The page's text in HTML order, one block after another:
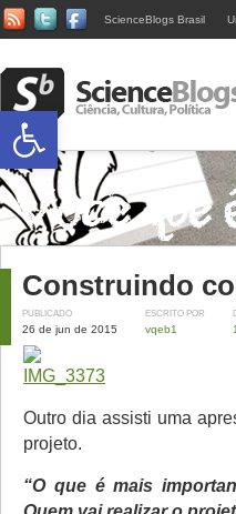
ScienceBlogs Brasil
Construindo
PUBLICADO
26 de jun de 2015
ESCRITO POR
vqeb1
Outro dia assisti uma
projeto.
“O que é mais
Abrir a barra